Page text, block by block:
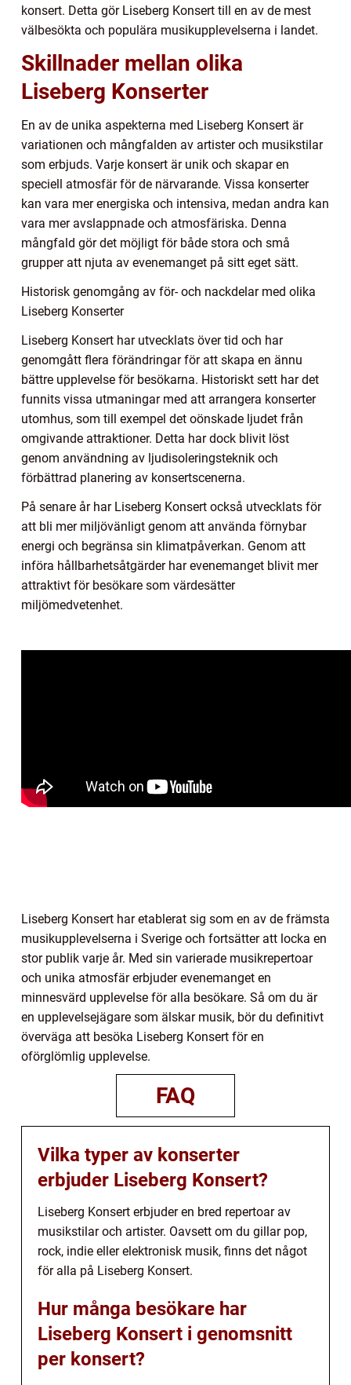
konsert. Detta gör Liseberg Konsert till en av de mest
välbesökta och populära musikupplevelserna i landet.
Skillnader mellan olika
Liseberg Konserter
En av de unika aspekterna med Liseberg Konsert är
variationen och mångfalden av artister och musikstilar
som erbjuds. Varje konsert är unik och skapar en
speciell atmosfär för de närvarande. Vissa konserter
kan vara mer energiska och intensiva, medan andra kan
vara mer avslappnade och atmosfäriska. Denna
mångfald gör det möjligt för både stora och små
grupper att njuta av evenemanget på sitt eget sätt.
Historisk genomgång av för- och nackdelar med olika
Liseberg Konserter
Liseberg Konsert har utvecklats över tid och har
genomgått flera förändringar för att skapa en ännu
bättre upplevelse för besökarna. Historiskt sett har det
funnits vissa utmaningar med att arrangera konserter
utomhus, som till exempel det oönskade ljudet från
omgivande attraktioner. Detta har dock blivit löst
genom användning av ljudisoleringsteknik och
förbättrad planering av konsertscenerna.
På senare år har Liseberg Konsert också utvecklats för
att bli mer miljövänligt genom att använda förnybar
energi och begränsa sin klimatpåverkan. Genom att
införa hållbarhetsåtgärder har evenemanget blivit mer
attraktivt för besökare som värdesätter
miljömedvetenhet.
Liseberg Konsert har etablerat sig som en av de främsta
musikupplevelserna i Sverige och fortsätter att locka en
stor publik varje år. Med sin varierade musikrepertoar
och unika atmosfär erbjuder evenemanget en
minnesvärd upplevelse för alla besökare. Så om du är
en upplevelsejägare som älskar musik, bör du definitivt
överväga att besöka Liseberg Konsert för en
oförglömlig upplevelse.
FAQ
Vilka typer av konserter
erbjuder Liseberg Konsert?
Liseberg Konsert erbjuder en bred repertoar av
musikstilar och artister. Oavsett om du gillar pop,
rock, indie eller elektronisk musik, finns det något
för alla på Liseberg Konsert.
Hur många besökare har
Liseberg Konsert i genomsnitt
per konsert?